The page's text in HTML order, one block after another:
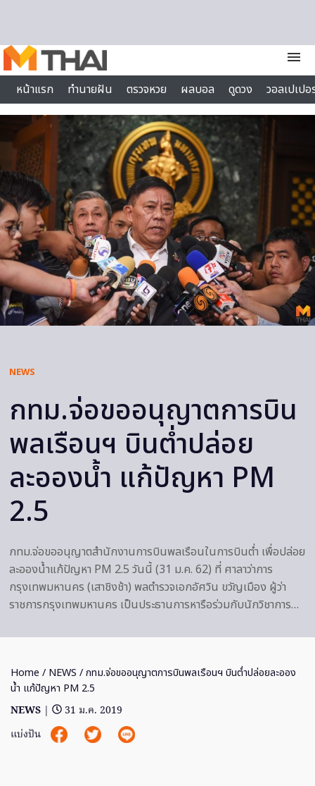
menu
หน้าแรก
ทำนายฝัน ตรวจหวย ผลบอล ดูดวง
วอลเปเป
ไลฟ์สไตล์
NEWS
กทม.จ่อขออนุญาตการบิน
พลเรือนฯ บินต่ำปล่อย
ละอองน้ำ แก้ปัญหา PM
2.5
กทม.จ่อขออนุญาตสำนักงานการบินพลเรือนในการบินต่ำ เพื่อปล่อย
ละอองน้ำแก้ปัญหา PM 2.5 วันนี้ (31 ม.ค. 62) ที่ ศาลาว่าการ
กรุงเทพมหานคร (เสาชิงช้า) พลตำรวจเอกอัศวิน ขวัญเมือง ผู้ว่า
ราชการกรุงเทพมหานคร เป็นประธานการหารือร่วมกับนักวิชาการ…
Home / NEWS / กทม.จ่อขออนุญาตการบินพลเรือนฯ บินต่ำปล่อยละออง
น้ำ แก้ปัญหา PM 2.5
NEWS |
31 ม.ค. 2019
แบ่งปัน